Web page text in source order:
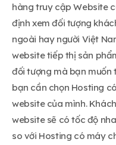
hàng truy cập Website
định xem đối tượng
ngoài hay người Việt
website tiếp thị sản
đối tượng mà bạn muốn
bạn cần chọn Hosting
website của mình.
website sẽ có tốc độ
so với Hosting có máy